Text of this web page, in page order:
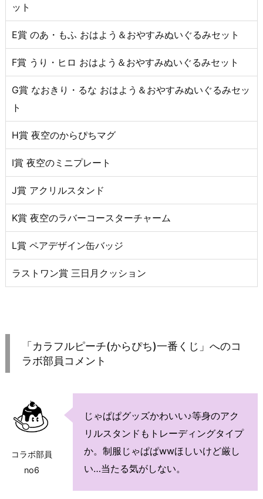
ット
E賞 のあ・もふ おはよう＆おやすみぬいぐるみセット
F賞 うり・ヒロ おはよう＆おやすみぬいぐるみセット
G賞 なおきり・るな おはよう＆おやすみぬいぐるみセッ
ト
H賞 夜空のからぴちマグ
I賞 夜空のミニプレート
J賞 アクリルスタンド
K賞 夜空のラバーコースターチャーム
L賞 ペアデザイン缶バッジ
ラストワン賞 三日月クッション
「カラフルピーチ(からぴち)一番くじ」へのコ
ラボ部員コメント
コラボ部員
no6
じゃぱぱグッズかわいい♪等身のアク
リルスタンドもトレーディングタイプ
か。制服じゃぱぱwwほしいけど厳し
い…当たる気がしない。